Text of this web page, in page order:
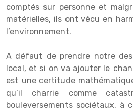
comptés sur personne et
matérielles, ils ont vécu en
l’environnement.
A défaut de prendre notre
local, et si on va ajouter le
est une certitude
qu’il charrie comme
bouleversements sociétaux,